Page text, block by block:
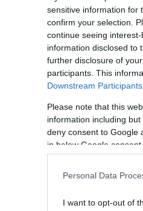
sensitive information for
confirm your selection.
continue seeing
information disclosed to
further disclosure of
participants. This
Downstream Participants
Please note that this
information including
deny consent to Google
in below Google consent
Personal Data
I want to opt-out of
Πλεύση Ελευθερίας
αδιευκρίνιστη ψήφος είναι